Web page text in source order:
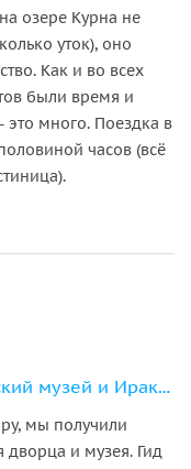
озере Курна не
уток), оно
Как и во всех
были время и
это много. Поездка в
часов (всё
Кносский дворец, Археологический музей и Ираклион из области Ираклион
мы получили
дворца и музея. Гид